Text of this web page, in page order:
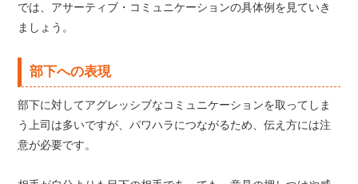
では、アサーティブ・コミュニケーションの具体例を見ていき
ましょう。
部下への表現
部下に対してアグレッシブなコミュニケーションを取ってしま
う上司は多いですが、パワハラにつながるため、伝え方には注
意が必要です。